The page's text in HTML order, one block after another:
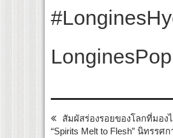
สัมผัสร่องรอยของโลกที่มอง
“Spirits Melt to Flesh” นิทรรศ